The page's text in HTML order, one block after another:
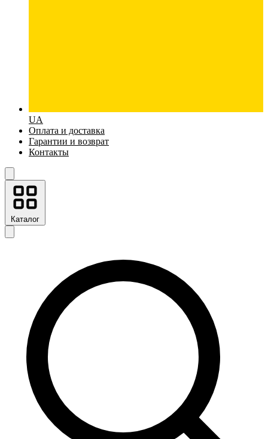
UA
Оплата и доставка
Гарантии и возврат
Контакты
Каталог